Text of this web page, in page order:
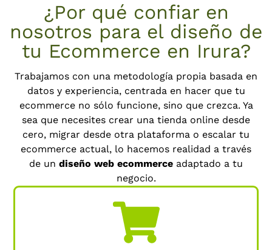
¿Por qué confiar en
nosotros para el diseño de
tu Ecommerce en Irura?
Trabajamos con una metodología propia basada en
datos y experiencia, centrada en hacer que tu
ecommerce no sólo funcione, sino que crezca. Ya
sea que necesites crear una tienda online desde
cero, migrar desde otra plataforma o escalar tu
ecommerce actual, lo hacemos realidad a través
de un diseño web ecommerce adaptado a tu
negocio.